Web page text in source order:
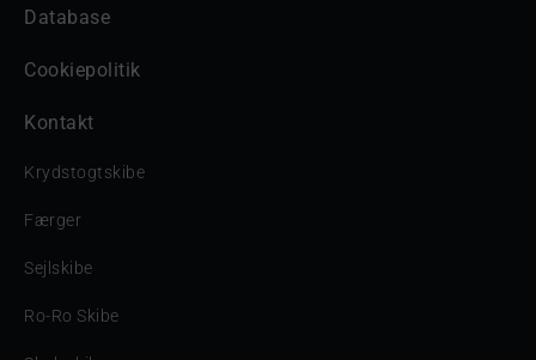
Database
Cookiepolitik
Kontakt
Krydstogtskibe
Færger
Sejlskibe
Ro-Ro Skibe